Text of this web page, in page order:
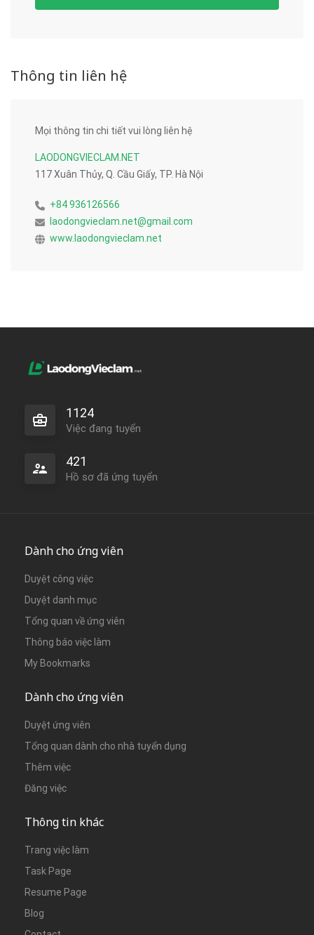
Thông tin liên hệ
Mọi thông tin chi tiết vui lòng liên hệ
LAODONGVIECLAM.NET
117 Xuân Thủy, Q. Cầu Giấy, TP. Hà Nội
+84 936126566
laodongvieclam.net@gmail.com
www.laodongvieclam.net
1124
Việc đang tuyển
421
Hồ sơ đã ứng tuyển
Dành cho ứng viên
Duyệt công việc
Duyệt danh mục
Tổng quan về ứng viên
Thông báo việc làm
My Bookmarks
Dành cho ứng viên
Duyệt ứng viên
Tổng quan dành cho nhà tuyển dụng
Thêm việc
Đăng việc
Thông tin khác
Trang việc làm
Task Page
Resume Page
Blog